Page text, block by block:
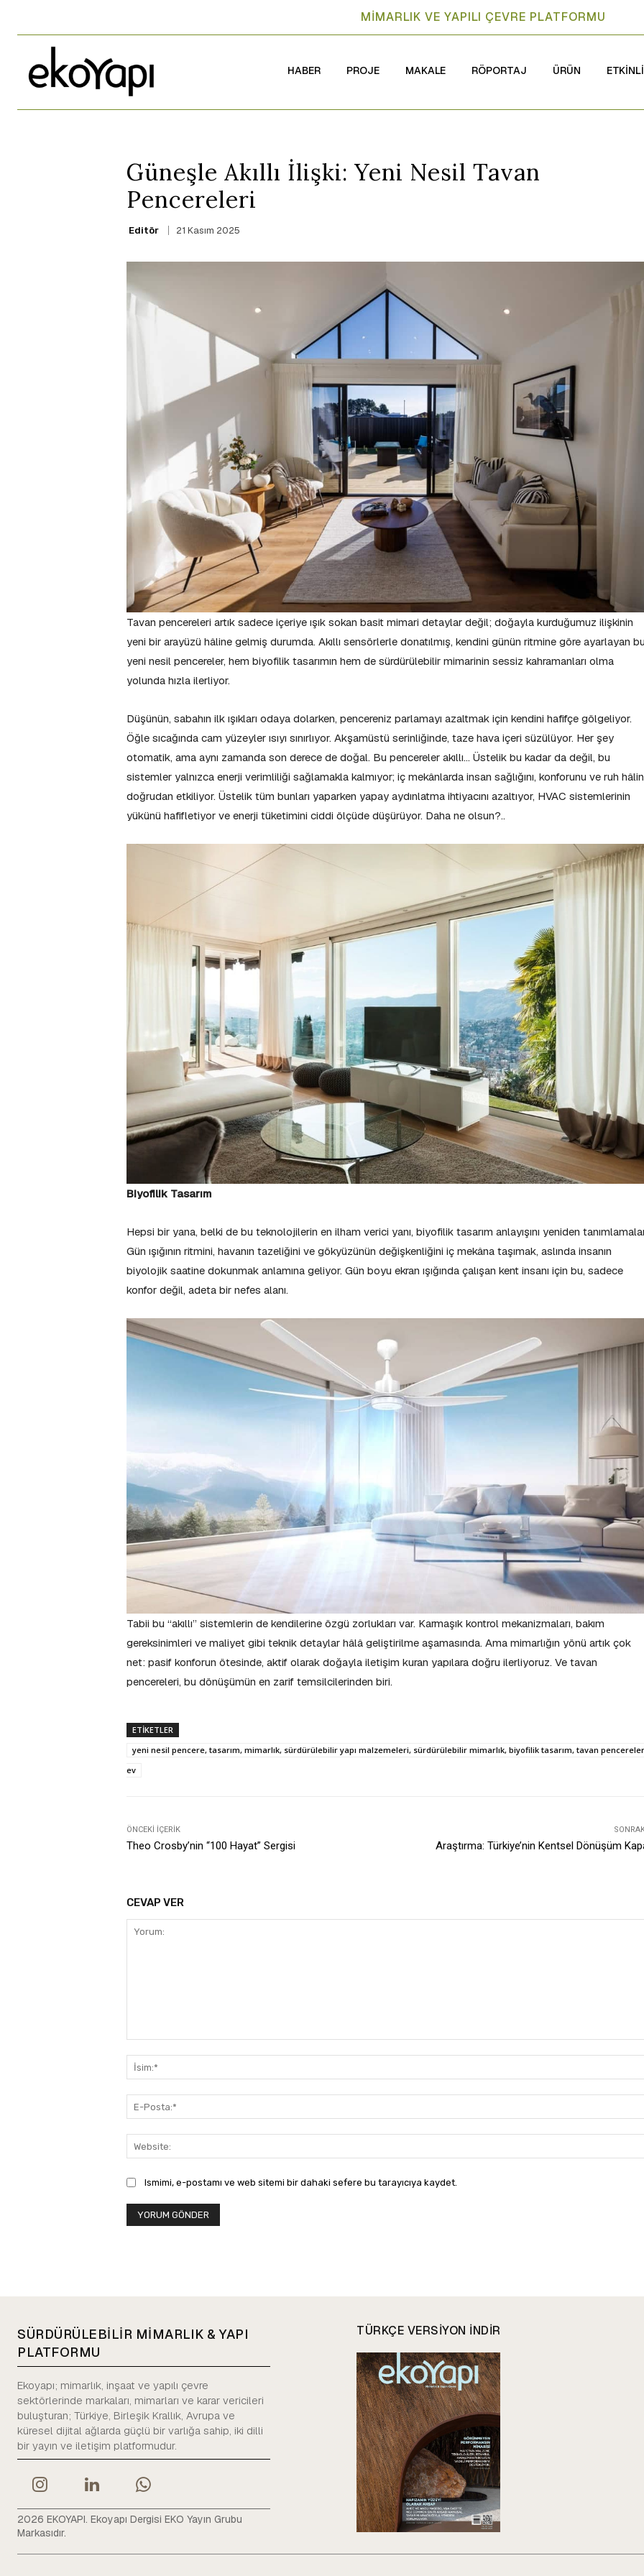
MİMARLIK VE YAPILI ÇEVRE PLATFORMU
HABER PROJE MAKALE RÖPORTAJ ÜRÜN
Güneşle Akıllı İlişki: Yeni Nesil Tavan
Pencereleri
Editör 21 Kasım 2025
Tavan pencereleri artık sadece içeriye ışık sokan basit mimari detaylar değil; doğayla kurduğumuz ilişkinin
yeni bir arayüzü hâline gelmiş durumda. Akıllı sensörlerle donatılmış, kendini günün ritmine göre ayarlayan bu
yeni nesil pencereler, hem biyofilik tasarımın hem de sürdürülebilir mimarinin sessiz kahramanları olma
yolunda hızla ilerliyor.
Düşünün, sabahın ilk ışıkları odaya dolarken, pencereniz parlamayı azaltmak için kendini hafifçe gölgeliyor.
Öğle sıcağında cam yüzeyler ısıyı sınırlıyor. Akşamüstü serinliğinde, taze hava içeri süzülüyor. Her şey
otomatik, ama aynı zamanda son derece de doğal. Bu pencereler akıllı… Üstelik bu kadar da değil, bu
sistemler yalnızca enerji verimliliği sağlamakla kalmıyor; iç mekânlarda insan sağlığını, konforunu ve ruh
doğrudan etkiliyor. Üstelik tüm bunları yaparken yapay aydınlatma ihtiyacını azaltıyor, HVAC sistemlerinin
yükünü hafifletiyor ve enerji tüketimini ciddi ölçüde düşürüyor. Daha ne olsun?..
Biyofilik Tasarım
Hepsi bir yana, belki de bu teknolojilerin en ilham verici yanı, biyofilik tasarım anlayışını yeniden
Gün ışığının ritmini, havanın tazeliğini ve gökyüzünün değişkenliğini iç mekâna taşımak, aslında insanın
biyolojik saatine dokunmak anlamına geliyor. Gün boyu ekran ışığında çalışan kent insanı için bu, sadece
konfor değil, adeta bir nefes alanı.
Tabii bu “akıllı” sistemlerin de kendilerine özgü zorlukları var. Karmaşık kontrol mekanizmaları, bakım
gereksinimleri ve maliyet gibi teknik detaylar hâlâ geliştirilme aşamasında. Ama mimarlığın yönü artık çok
net: pasif konforun ötesinde, aktif olarak doğayla iletişim kuran yapılara doğru ilerliyoruz. Ve tavan
pencereleri, bu dönüşümün en zarif temsilcilerinden biri.
ETIKETLER
yeni nesil pencere, tasarım, mimarlık, sürdürülebilir yapı malzemeleri, sürdürülebilir mimarlık, biyofilik tasarım, tavan
ev
ÖNCEKI İÇERIK
Theo Crosby’nin “100 Hayat” Sergisi Araştırma: Türkiye’nin Kentsel Dönüşüm
CEVAP VER
Ismimi, e-postamı ve web sitemi bir dahaki sefere bu tarayıcıya kaydet.
SÜRDÜRÜLEBİLİR MİMARLIK & YAPI
PLATFORMU
Ekoyapı; mimarlık, inşaat ve yapılı çevre
sektörlerinde markaları, mimarları ve karar vericileri
buluşturan; Türkiye, Birleşik Krallık, Avrupa ve
küresel dijital ağlarda güçlü bir varlığa sahip, iki dilli
bir yayın ve iletişim platformudur.
2026 EKOYAPI. Ekoyapı Dergisi EKO Yayın Grubu
Markasıdır.
TÜRKÇE VERSIYON INDIR